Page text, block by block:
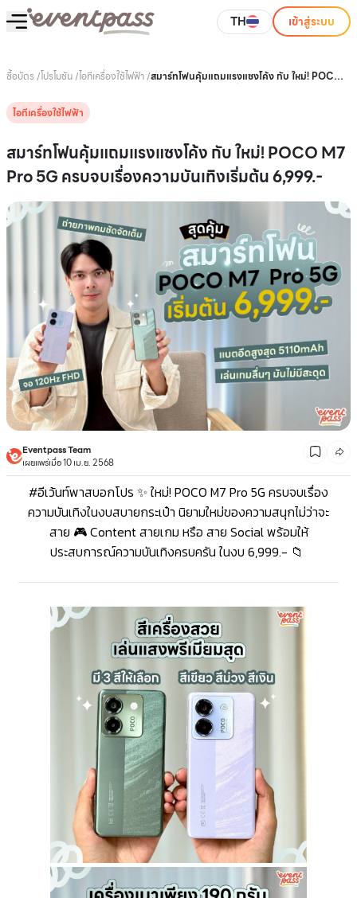
TH เข้าสู่ระบบ
ซื้อบัตร /โปรโมชัน/ไอทีเครื่องใช้ไฟฟ้า/สมาร์ทโฟนคุ้มแถมแรงแซงโค้ง กับ ใหม่! POCO
ไอทีเครื่องใช้ไฟฟ้า
สมาร์ทโฟนคุ้มแถมแรงแซงโค้ง กับ ใหม่! POCO M7
Pro 5G ครบจบเรื่องความบันเทิงเริ่มต้น 6,999.-
Eventpass Team
เผยแพร่เมื่อ 10 เม.ย. 2568
#อีเว้นท์พาสบอกโปร ✨ ใหม่! POCO M7 Pro 5G ครบจบเรื่อง
ความบันเทิงในงบสบายกระเป๋า นิยามใหม่ของความสนุกไม่ว่าจะ
สาย 🎮 Content สายเกม หรือ สาย Social พร้อมให้
ประสบการณ์ความบันเทิงครบครัน ในงบ 6,999.- 📁